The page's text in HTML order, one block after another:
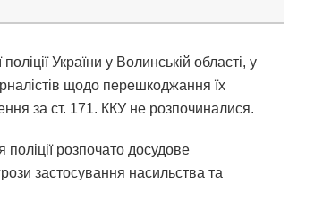
України у Волинській області, у
щодо перешкоджання їх
за ст. 171. ККУ не розпочиналися.
розпочато досудове
застосування насильства та